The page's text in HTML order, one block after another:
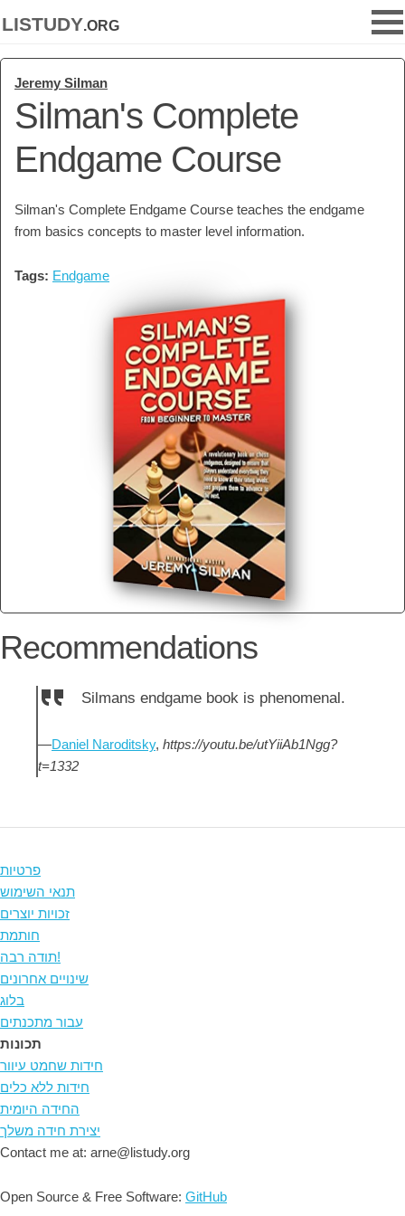
listudy.org
Jeremy Silman
Silman's Complete
Endgame Course
Silman's Complete Endgame Course teaches the endgame
from basics concepts to master level information.
Tags: Endgame
Recommendations
Silmans endgame book is phenomenal.
—Daniel Naroditsky, https://youtu.be/utYiiAb1Ngg?
t=1332
פרטיות
תנאי השימוש
זכויות יוצרים
חותמת
תודה רבה!
שינויים אחרונים
בלוג
עבור מתכנתים
תכונות
חידות שחמט עיוור
חידות ללא כלים
החידה היומית
יצירת חידה משלך
Contact me at: arne@listudy.org
Open Source & Free Software: GitHub